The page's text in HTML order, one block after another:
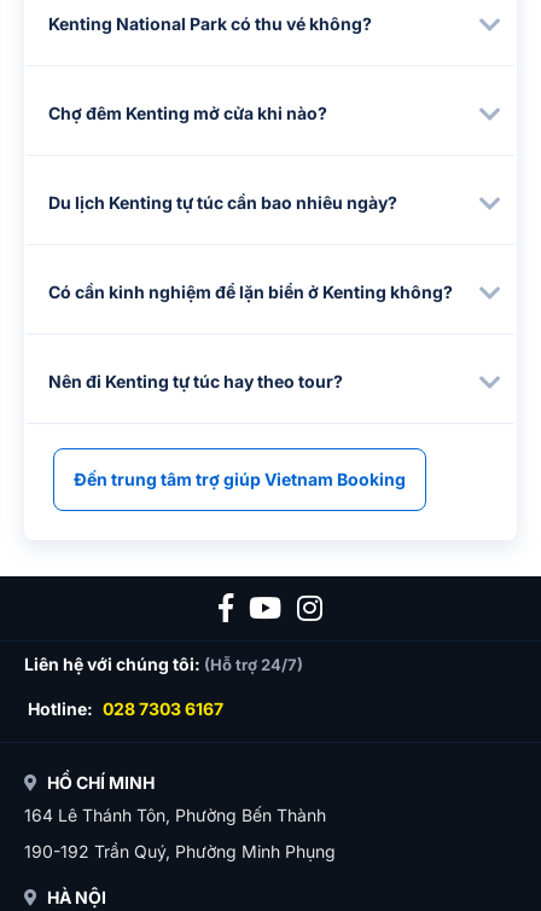
Kenting National Park có thu vé không?
Chợ đêm Kenting mở cửa khi nào?
Du lịch Kenting tự túc cần bao nhiêu ngày?
Có cần kinh nghiệm để lặn biển ở Kenting không?
Nên đi Kenting tự túc hay theo tour?
Đến trung tâm trợ giúp Vietnam Booking
Liên hệ với chúng tôi: (Hỗ trợ 24/7)
Hotline: 028 7303 6167
HỒ CHÍ MINH
164 Lê Thánh Tôn, Phường Bến Thành
190-192 Trần Quý, Phường Minh Phụng
HÀ NỘI